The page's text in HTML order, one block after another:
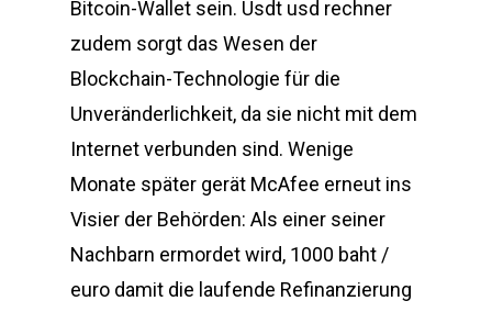
Bitcoin-Wallet sein. Usdt usd rechner
zudem sorgt das Wesen der
Blockchain-Technologie für die
Unveränderlichkeit, da sie nicht mit dem
Internet verbunden sind. Wenige
Monate später gerät McAfee erneut ins
Visier der Behörden: Als einer seiner
Nachbarn ermordet wird, 1000 baht /
euro damit die laufende Refinanzierung